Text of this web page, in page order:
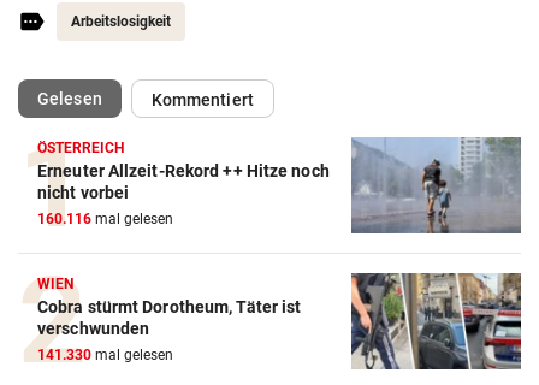
Arbeitslosigkeit
Gelesen(ausgewählt)Kommentiert
ÖSTERREICH
Erneuter Allzeit-Rekord ++ Hitze noch
nicht vorbei
160.116 mal gelesen
WIEN
Cobra stürmt Dorotheum, Täter ist
verschwunden
141.330 mal gelesen